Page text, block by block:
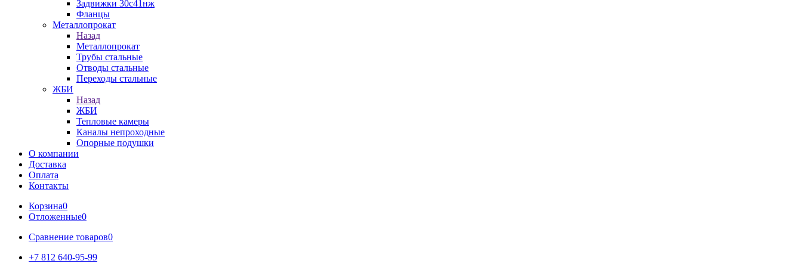
Задвижки 30с41нж
Фланцы
Металлопрокат
Назад
Металлопрокат
Трубы стальные
Отводы стальные
Переходы стальные
ЖБИ
Назад
ЖБИ
Тепловые камеры
Каналы непроходные
Опорные подушки
О компании
Доставка
Оплата
Контакты
Корзина0
Отложенные0
Сравнение товаров0
+7 812 640-95-99